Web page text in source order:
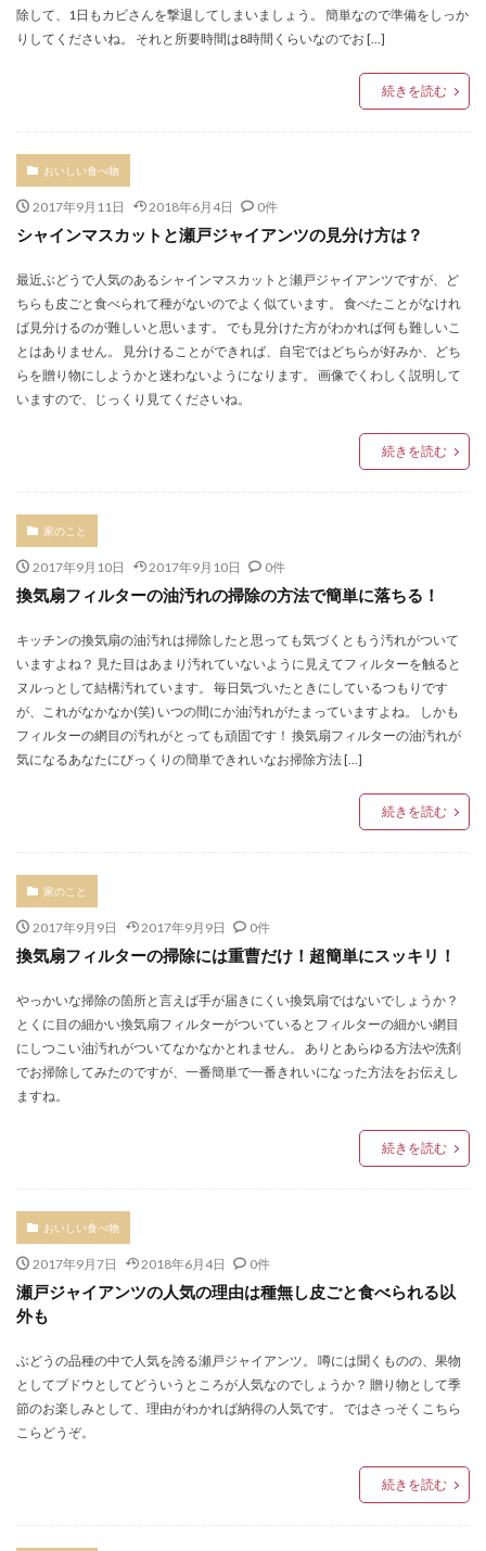
除して、1日もカビさんを撃退してしまいましょう。 簡単なので準備をしっか
りしてくださいね。 それと所要時間は8時間くらいなのでお […]
続きを読む
おいしい食べ物
2017年9月11日 2018年6月4日 0件
シャインマスカットと瀬戸ジャイアンツの見分け方は？
最近ぶどうで人気のあるシャインマスカットと瀬戸ジャイアンツですが、ど
ちらも皮ごと食べられて種がないのでよく似ています。 食べたことがなけれ
ば見分けるのが難しいと思います。 でも見分けた方がわかれば何も難しいこ
とはありません。 見分けることができれば、自宅ではどちらが好みか、どち
らを贈り物にしようかと迷わないようになります。 画像でくわしく説明して
いますので、じっくり見てくださいね。
続きを読む
家のこと
2017年9月10日 2017年9月10日 0件
換気扇フィルターの油汚れの掃除の方法で簡単に落ちる！
キッチンの換気扇の油汚れは掃除したと思っても気づくともう汚れがついて
いますよね？ 見た目はあまり汚れていないように見えてフィルターを触ると
ヌルっとして結構汚れています。 毎日気づいたときにしているつもりです
が、これがなかなか(笑) いつの間にか油汚れがたまっていますよね。 しかも
フィルターの網目の汚れがとっても頑固です！ 換気扇フィルターの油汚れが
気になるあなたにびっくりの簡単できれいなお掃除方法 […]
続きを読む
家のこと
2017年9月9日 2017年9月9日 0件
換気扇フィルターの掃除には重曹だけ！超簡単にスッキリ！
やっかいな掃除の箇所と言えば手が届きにくい換気扇ではないでしょうか？
とくに目の細かい換気扇フィルターがついているとフィルターの細かい網目
にしつこい油汚れがついてなかなかとれません。 ありとあらゆる方法や洗剤
でお掃除してみたのですが、一番簡単で一番きれいになった方法をお伝えし
ますね。
続きを読む
おいしい食べ物
2017年9月7日 2018年6月4日 0件
瀬戸ジャイアンツの人気の理由は種無し皮ごと食べられる以
外も
ぶどうの品種の中で人気を誇る瀬戸ジャイアンツ。 噂には聞くものの、果物
としてブドウとしてどういうところが人気なのでしょうか？ 贈り物として季
節のお楽しみとして、理由がわかれば納得の人気です。 ではさっそくこちら
こらどうぞ。
続きを読む